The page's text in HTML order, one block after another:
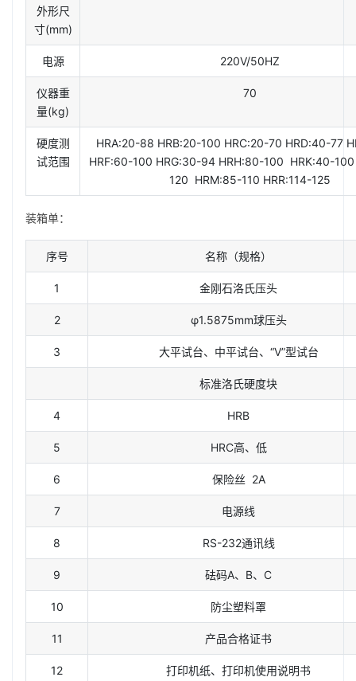
外形尺
寸(mm)
电源 220V/50HZ
仪器重
量(kg)
70
硬度测
试范围
HRA:20-88 HRB:20-100 HRC:20-70 HRD:40-77
HRF:60-100 HRG:30-94 HRH:80-100 HRK:40-
120 HRM:85-110 HRR:114-125
装箱单：
序号 名称（规格）
1 金刚石洛氏压头
2 φ1.5875mm球压头
3 大平试台、中平试台、“V”型试台
标准洛氏硬度块
4 HRB
5 HRC高、低
6 保险丝 2A
7 电源线
8 RS-232通讯线
9 砝码A、B、C
10 防尘塑料罩
11 产品合格证书
12 打印机纸、打印机使用说明书